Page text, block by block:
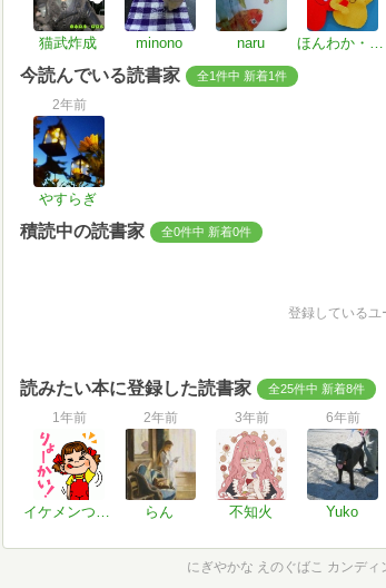
猫武炸成 minono naru ほんわか・かめ
今読んでいる読書家 全1件中 新着1件
2年前
やすらぎ
積読中の読書家 全0件中 新着0件
登録しているユ
読みたい本に登録した読書家 全25件中 新着8件
1年前
イケメンつんちゃ
2年前
らん
3年前
不知火
6年前
Yuko
にぎやかな えのぐばこ カンデ